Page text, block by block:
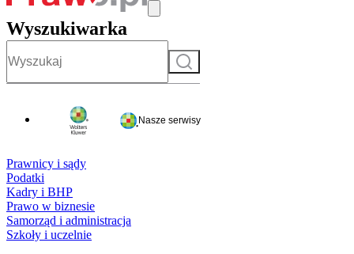
Wyszukiwarka
Szukaj
Nasze serwisy
Prawnicy i sądy
Podatki
Kadry i BHP
Prawo w biznesie
Samorząd i administracja
Szkoły i uczelnie